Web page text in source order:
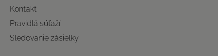
Kontakt
Pravidlá súťaží
Sledovanie zásielky